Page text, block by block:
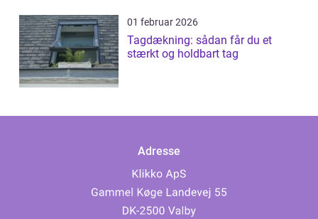
01 februar 2026
Tagdækning: sådan får du et
stærkt og holdbart tag
Adresse